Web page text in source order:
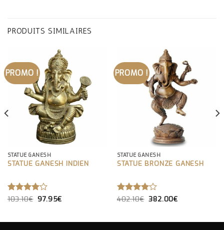
PRODUITS SIMILAIRES
PROMO !
STATUE GANESH
STATUE GANESH INDIEN
NOTE
103.10€ LE
103.10€.
97.95€
97.95€.
PROMO !
STATUE GANESH
STATUE BRONZE GANESH
NOTE
402.10€ LE
402.10€.
382.00€LE
382.00€.